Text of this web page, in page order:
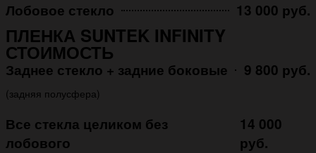
Лобовое стекло 13 000 руб.
ПЛЕНКА SUNTEK INFINITY
СТОИМОСТЬ
Заднее стекло + задние боковые 9 800 руб.
(задняя полусфера)
Все стекла целиком без
лобового
14 000
руб.